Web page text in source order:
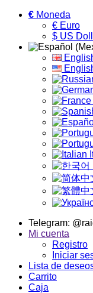
€ Moneda
€ Euro
$ US
Telegram:
Mi cuenta
Registro
Iniciar
Lista de
Carrito
Caja